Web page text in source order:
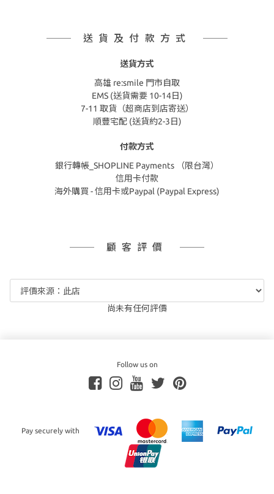
送貨及付款方式
送貨方式
高雄 re:smile 門市自取
EMS (送貨需要 10-14日)
7-11 取貨（超商店到店寄送）
順豐宅配 (送貨約2-3日)
付款方式
銀行轉帳_SHOPLINE Payments （限台灣）
信用卡付款
海外購買 - 信用卡或Paypal (Paypal Express)
顧客評價
尚未有任何評價
Follow us on
Pay securely with